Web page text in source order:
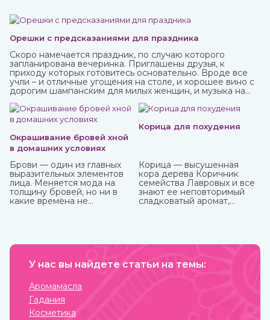
Орешки с предсказаниями для праздника
Скоро намечается праздник, по случаю которого
запланирована вечеринка. Приглашены друзья, к
приходу которых готовитесь основательно. Вроде все
учли – и отличные угощения на столе, и хорошее вино с
дорогим шампанским для милых женщин, и музыка на
интересного и необычного развлечения, которое
должно прийтись по нраву всем.
Окрашивание бровей хной
в домашних условиях
Брови — один из главных
выразительных элементов
лица. Меняется мода на
толщину бровей, но ни в
какие времена не
достались яркие брови, но
средства можно не только
И это хна, которую можно
приобрести в интернет-
магазине ИндоКитай.
Корица для похудения
Корица — высушенная
кора дерева Коричник
семейства Лавровых и все
знают ее неповторимый
сладковатый аромат,
используется и для
употребления сахара и
У нас вы найдете статьи на темы:
Аромамасла
Гадания
Косметика